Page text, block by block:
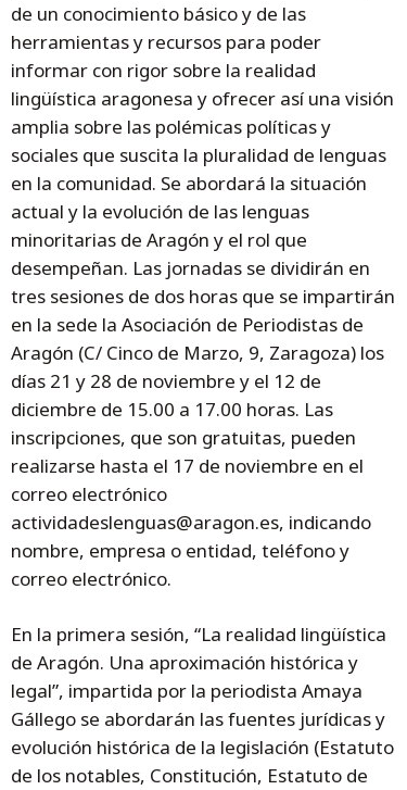
de un conocimiento básico y de las
herramientas y recursos para poder
informar con rigor sobre la realidad
lingüística aragonesa y ofrecer así una visión
amplia sobre las polémicas políticas y
sociales que suscita la pluralidad de lenguas
en la comunidad. Se abordará la situación
actual y la evolución de las lenguas
minoritarias de Aragón y el rol que
desempeñan. Las jornadas se dividirán en
tres sesiones de dos horas que se impartirán
en la sede la Asociación de Periodistas de
Aragón (C/ Cinco de Marzo, 9, Zaragoza) los
días 21 y 28 de noviembre y el 12 de
diciembre de 15.00 a 17.00 horas. Las
inscripciones, que son gratuitas, pueden
realizarse hasta el 17 de noviembre en el
correo electrónico
actividadeslenguas@aragon.es, indicando
nombre, empresa o entidad, teléfono y
correo electrónico.
En la primera sesión, “La realidad lingüística
de Aragón. Una aproximación histórica y
legal”, impartida por la periodista Amaya
Gállego se abordarán las fuentes jurídicas y
evolución histórica de la legislación (Estatuto
de los notables, Constitución, Estatuto de